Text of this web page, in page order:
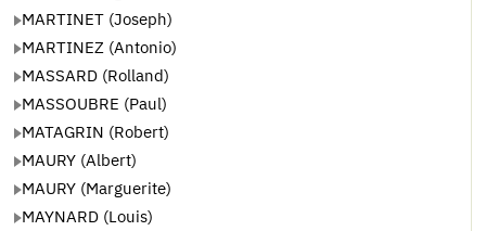
MARTINET (Joseph)
MARTINEZ (Antonio)
MASSARD (Rolland)
MASSOUBRE (Paul)
MATAGRIN (Robert)
MAURY (Albert)
MAURY (Marguerite)
MAYNARD (Louis)